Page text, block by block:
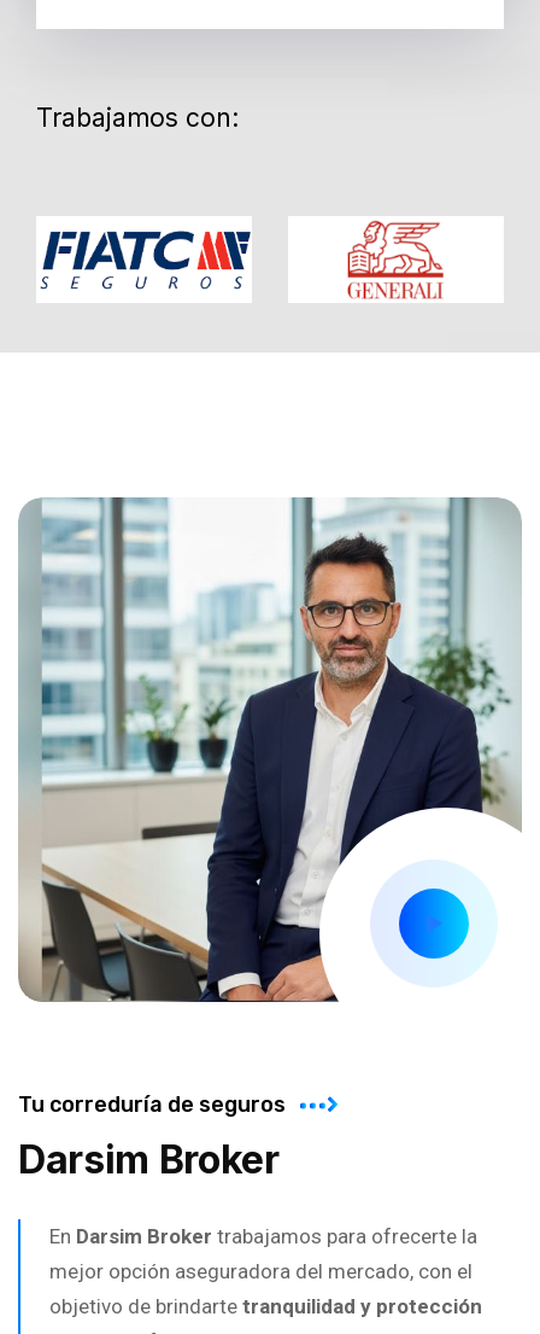
Trabajamos con:
Tu correduría de seguros
Darsim Broker
En Darsim Broker trabajamos para ofrecerte la
mejor opción aseguradora del mercado, con el
objetivo de brindarte tranquilidad y protección